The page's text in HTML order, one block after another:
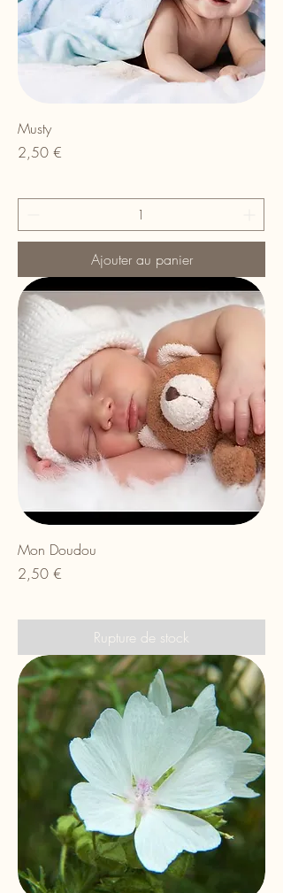
Musty
Prix
2,50 €
Ajouter au panier
Mon Doudou
Prix
2,50 €
Rupture de stock